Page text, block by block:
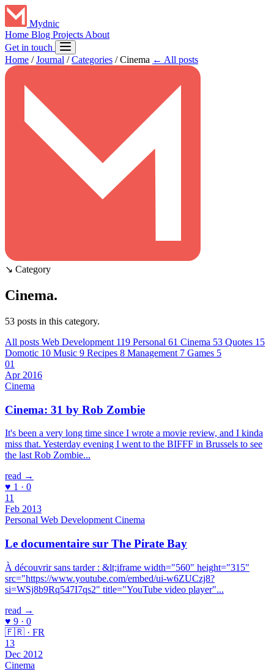
Mydnic
Home Blog Projects About
Get in touch
Home / Journal / Categories / Cinema ← All posts
↘ Category
Cinema.
53 posts in this category.
All posts Web Development 119 Personal 61 Cinema 53 Quotes 15
Domotic 10 Music 9 Recipes 8 Management 7 Games 5
01
Apr 2016
Cinema
Cinema: 31 by Rob Zombie
It's been a very long time since I wrote a movie review, and I kinda
miss that. Yesterday evening I went to the BIFFF in Brussels to see
the last Rob Zombie...
read →
♥ 1 · 0
11
Feb 2013
Personal Web Development Cinema
Le documentaire sur The Pirate Bay
À découvrir sans tarder : &lt;iframe width="560" height="315"
src="https://www.youtube.com/embed/ui-w6ZUCzj8?
si=WSj8b9Rq547I7qs2" title="YouTube video player"...
read →
♥ 9 · 0
🇫🇷 · FR
13
Dec 2012
Cinema